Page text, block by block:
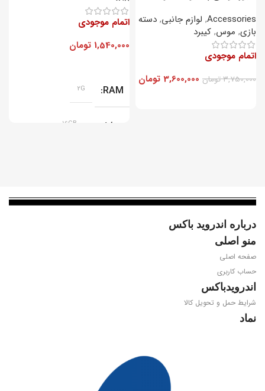
Accessories
, لوازم جانبی, دسته
بازی, موس, کیبرد
اتمام موجودی
3,750,000تومان 3,600,000 تومان
اتمام موجودی
1,540,000 تومان
RAM
2G
پردازنده 16GB
Dual Band 2.4/5.8GHz 802.11
a/b/g/n/ac
درباره اندروید باکس
منو اصلی
صفحه اصلی
حساب کاربری
اندرویدباکس
شرایط حمل و تحویل کالا
نماد